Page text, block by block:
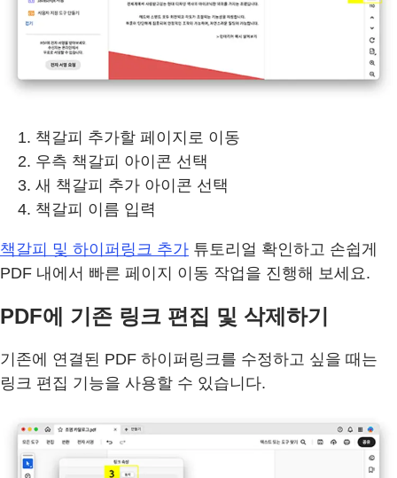
책갈피 추가할 페이지로 이동
우측 책갈피 아이콘 선택
새 책갈피 추가 아이콘 선택
책갈피 이름 입력
책갈피 및 하이퍼링크 추가 튜토리얼 확인하고 손쉽게
PDF 내에서 빠른 페이지 이동 작업을 진행해 보세요.
PDF에 기존 링크 편집 및 삭제하기
기존에 연결된 PDF 하이퍼링크를 수정하고 싶을 때는
링크 편집 기능을 사용할 수 있습니다.